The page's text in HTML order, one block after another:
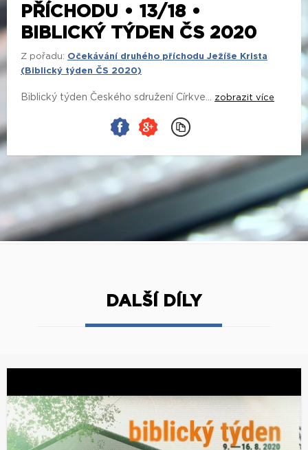
PŘÍCHODU • 13/18 •
BIBLICKÝ TÝDEN ČS 2020
Z pořadu: Očekávání druhého příchodu Ježíše Krista
(Biblický týden ČS 2020)
Biblický týden Českého sdružení Církve... zobrazit více
DALŠÍ DÍLY